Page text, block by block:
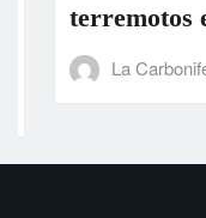
terremotos en
La Carbonifera